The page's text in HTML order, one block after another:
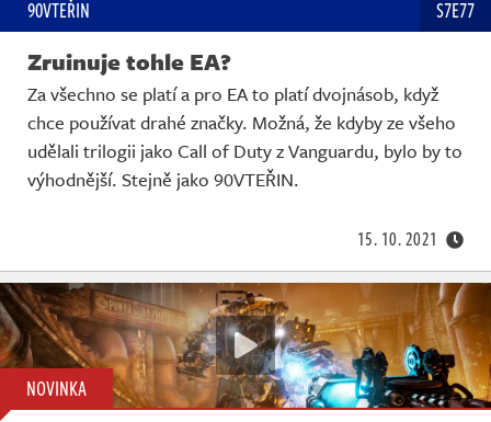
90VTEŘIN S7E77
Zruinuje tohle EA?
Za všechno se platí a pro EA to platí dvojnásob, když
chce používat drahé značky. Možná, že kdyby ze všeho
udělali trilogii jako Call of Duty z Vanguardu, bylo by to
výhodnější. Stejně jako 90VTEŘIN.
15. 10. 2021
NOVINKA